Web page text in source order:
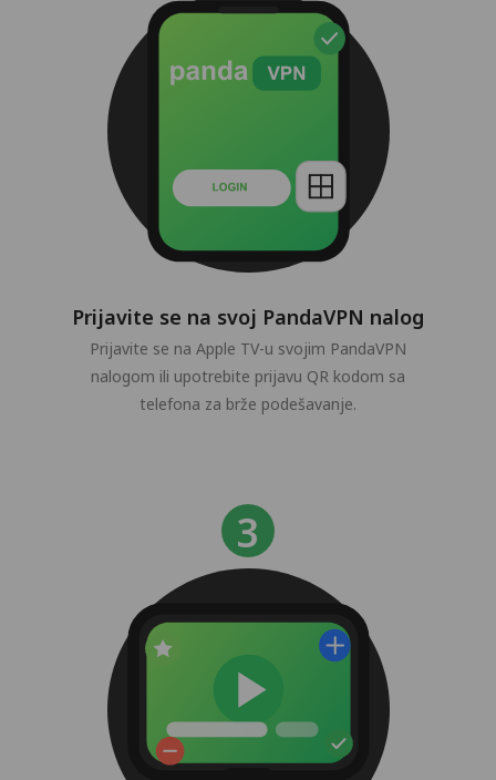
Prijavite se na svoj PandaVPN nalog
Prijavite se na Apple TV-u svojim PandaVPN
nalogom ili upotrebite prijavu QR kodom sa
telefona za brže podešavanje.